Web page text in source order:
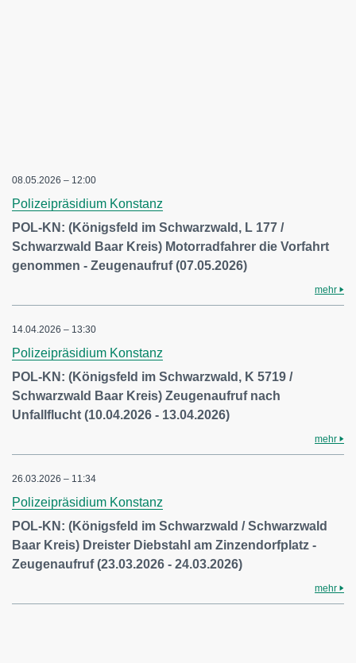
08.05.2026 – 12:00
Polizeipräsidium Konstanz
POL-KN: (Königsfeld im Schwarzwald, L 177 /
Schwarzwald Baar Kreis) Motorradfahrer die Vorfahrt
genommen - Zeugenaufruf (07.05.2026)
mehr
14.04.2026 – 13:30
Polizeipräsidium Konstanz
POL-KN: (Königsfeld im Schwarzwald, K 5719 /
Schwarzwald Baar Kreis) Zeugenaufruf nach
Unfallflucht (10.04.2026 - 13.04.2026)
mehr
26.03.2026 – 11:34
Polizeipräsidium Konstanz
POL-KN: (Königsfeld im Schwarzwald / Schwarzwald
Baar Kreis) Dreister Diebstahl am Zinzendorfplatz -
Zeugenaufruf (23.03.2026 - 24.03.2026)
mehr